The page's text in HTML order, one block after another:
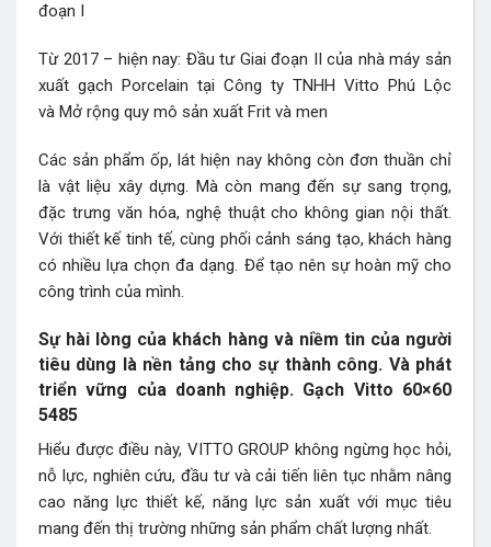
đoạn I
Từ 2017 – hiện nay: Đầu tư Giai đoạn II của nhà máy sản
xuất gạch Porcelain tại Công ty TNHH Vitto Phú Lộc
và Mở rộng quy mô sản xuất Frit và men
Các sản phẩm ốp, lát hiện nay không còn đơn thuần chỉ
là vật liệu xây dựng. Mà còn mang đến sự sang trọng,
đặc trưng văn hóa, nghệ thuật cho không gian nội thất.
Với thiết kế tinh tế, cùng phối cảnh sáng tạo, khách hàng
có nhiều lựa chọn đa dạng. Để tạo nên sự hoàn mỹ cho
công trình của mình.
Sự hài lòng của khách hàng và niềm tin của người
tiêu dùng là nền tảng cho sự thành công. Và phát
triển vững của doanh nghiệp. Gạch Vitto 60×60
5485
Hiểu được điều này, VITTO GROUP không ngừng học hỏi,
nỗ lực, nghiên cứu, đầu tư và cải tiến liên tục nhằm nâng
cao năng lực thiết kế, năng lực sản xuất với mục tiêu
mang đến thị trường những sản phẩm chất lượng nhất.